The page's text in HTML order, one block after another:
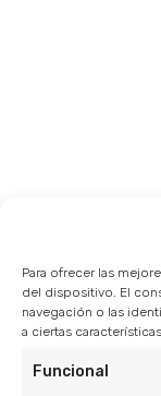
Para ofrecer las
del dispositivo. El
navegación o las
a ciertas
Funcional